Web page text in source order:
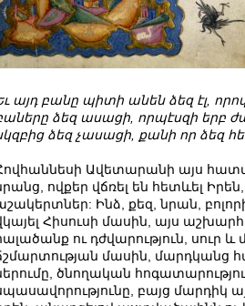
այդ բանը պիտի անեն ձեզ էլ,
ձեզ ասացի որպէսզի երբ
ձեզ չասացի քանի որ ձեզ
Ավետարանի այս
ովքեր վճռել են հետևել
Ինձ, քեզ, նրան,
Հիսուսի մասին, այս
ու դժվարություն, սուր և
մասին, մարդկանց
ծնողական
բայց մարդիկ